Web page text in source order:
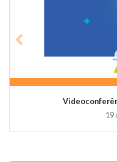
Videoconferência
19 de
Previous